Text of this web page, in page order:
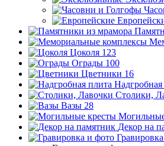
Цоколя 123
Ограды 100
Цветники 16
Надгробная
Столики,
Вазы 28
Декор на